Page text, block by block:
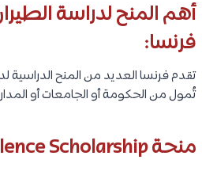
أهم المنح لدراسة
فرنسا:
تقدم فرنسا العديد من المنح الدراسية
تُمول من الحكومة أو الجامعات أو
منحة Eiffel Excellence Scholarship: